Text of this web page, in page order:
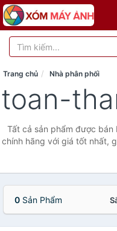
Trang chủ Nhà phân phối
toan-
Tất cả sản phẩm được
chính hãng với giá tốt nhất,
0 Sản Phẩm